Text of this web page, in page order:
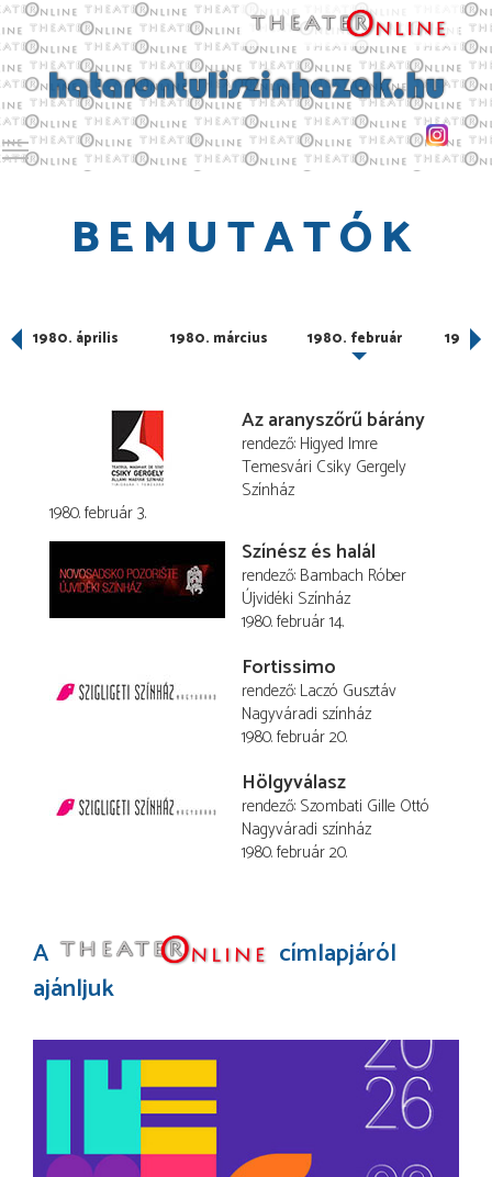
Toggle main menu visibility
BEMUTATÓK
1980. április 1980. március 1980. február 1980.
Az aranyszőrű bárány
rendező Higyed Imre
Temesvári Csiky Gergely
Színház
1980. február 3.
Színész és halál
rendező Bambach Róber
Újvidéki Színház
1980. február 14.
Fortissimo
rendező Laczó Gusztáv
Nagyváradi színház
1980. február 20.
Hölgyválasz
rendező Szombati Gille Ottó
Nagyváradi színház
1980. február 20.
A
címlapjáról
ajánljuk